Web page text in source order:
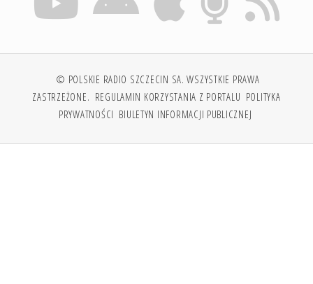
© POLSKIE RADIO SZCZECIN SA. WSZYSTKIE PRAWA
ZASTRZEŻONE. REGULAMIN KORZYSTANIA Z PORTALU POLITYKA
PRYWATNOŚCI BIULETYN INFORMACJI PUBLICZNEJ